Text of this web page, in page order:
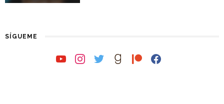
SÍGUEME
youtubeinstagramtwittergoodreads
patreonfacebook